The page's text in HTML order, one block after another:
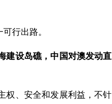
行出路。
建设岛礁，中国对澳发动直
权、安全和发展利益，不针